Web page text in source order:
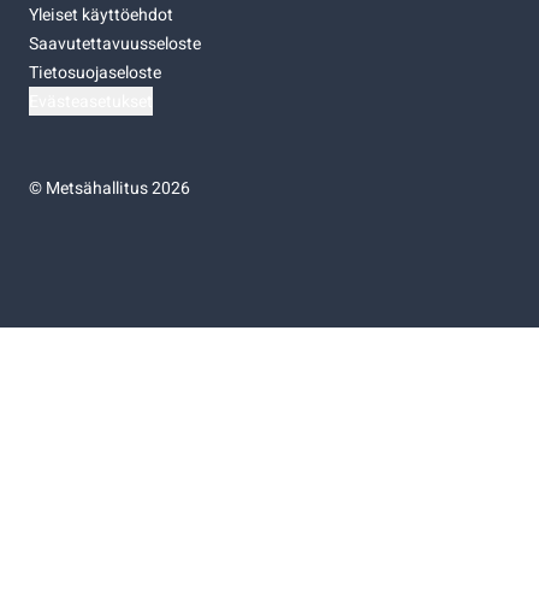
Yleiset käyttöehdot
Saavutettavuusseloste
Tietosuojaseloste
©Metsähallitus 2026